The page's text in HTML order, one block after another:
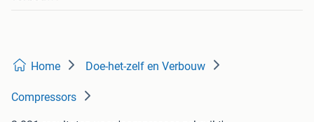
Home Doe-het-zelf en Verbouw
Compressors